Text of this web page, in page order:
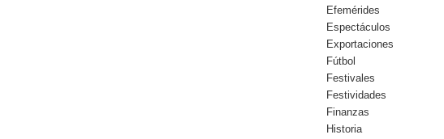
Efemérides
Espectáculos
Exportaciones
Fútbol
Festivales
Festividades
Finanzas
Historia